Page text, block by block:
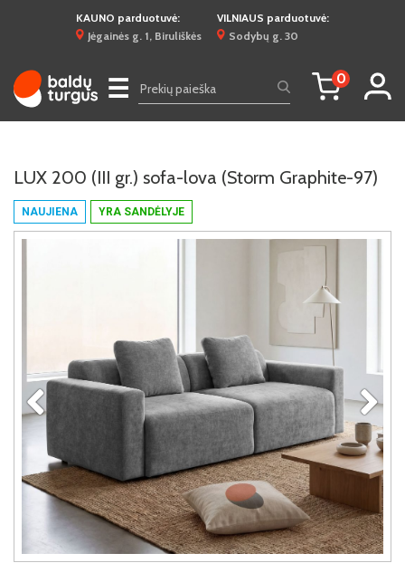
KAUNO parduotuvė:
Jėgainės g. 1, Biruliškės
VILNIAUS parduotuvė:
Sodybų g. 30
☰ 0
NAUJIENA YRA SANDĖLYJE
LUX 200 (III gr.) sofa-lova (Storm Graphite-97)